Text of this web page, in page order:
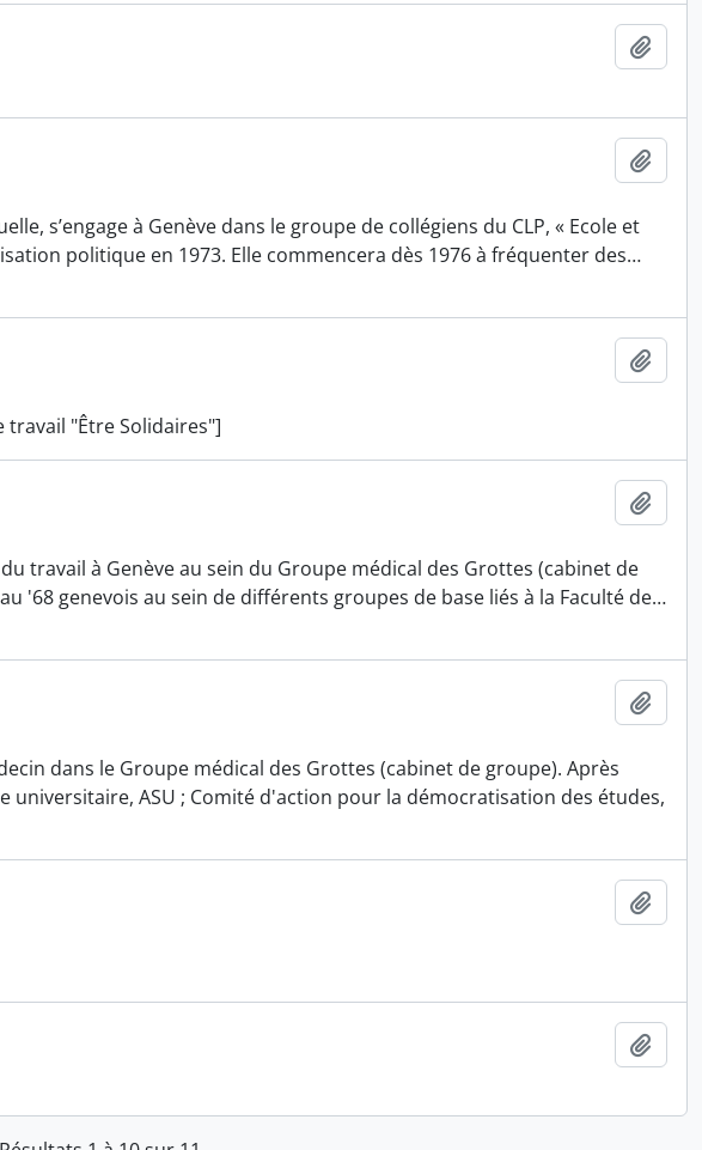
s’engage à Genève dans le groupe de collégiens du CLP, « Ecole et
politique en 1973. Elle commencera dès 1976 à fréquenter des…
"Être Solidaires"]
travail à Genève au sein du Groupe médical des Grottes (cabinet de
'68 genevois au sein de différents groupes de base liés à la Faculté de…
dans le Groupe médical des Grottes (cabinet de groupe). Après
ASU ; Comité d'action pour la démocratisation des études,